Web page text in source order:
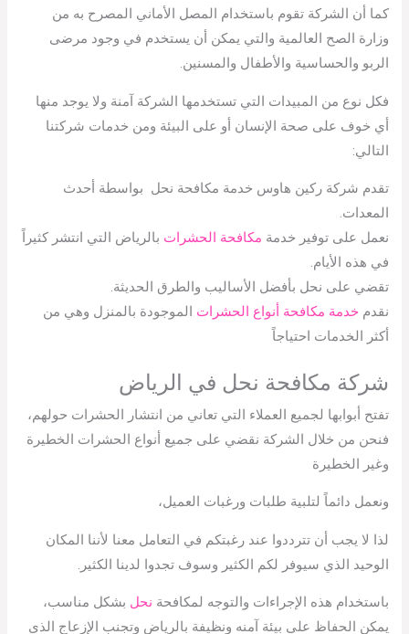
كما أن الشركة تقوم باستخدام المصل الأماني المصرح به من
وزارة الصح العالمية والتي يمكن أن يستخدم في وجود مرضى
الربو والحساسية والأطفال والمسنين.
فكل نوع من المبيدات التي تستخدمها الشركة آمنة ولا يوجد منها
أي خوف على صحة الإنسان أو على البيئة ومن خدمات شركتنا
التالي:
تقدم شركة ركين هاوس خدمة مكافحة نحل بواسطة أحدث
المعدات.
نعمل على توفير خدمة مكافحة الحشرات بالرياض التي انتشر كثيراً
في هذه الأيام.
تقضي على نحل بأفضل الأساليب والطرق الحديثة.
نقدم خدمة مكافحة أنواع الحشرات الموجودة بالمنزل وهي من
أكثر الخدمات احتياجاً
شركة مكافحة نحل في الرياض
تفتح أبوابها لجميع العملاء التي تعاني من انتشار الحشرات حولهم،
فنحن من خلال الشركة نقضي على جميع أنواع الحشرات الخطيرة
وغير الخطيرة
ونعمل دائماً لتلبية طلبات ورغبات العميل،
لذا لا يجب أن تترددوا عند رغبتكم في التعامل معنا لأننا المكان
الوحيد الذي سيوفر لكم الكثير وسوف تجدوا لدينا الكثير.
باستخدام هذه الإجراءات والتوجه لمكافحة نحل بشكل مناسب،
يمكن الحفاظ على بيئة آمنه ونظيفة بالرياض وتجنب الإزعاج الذي